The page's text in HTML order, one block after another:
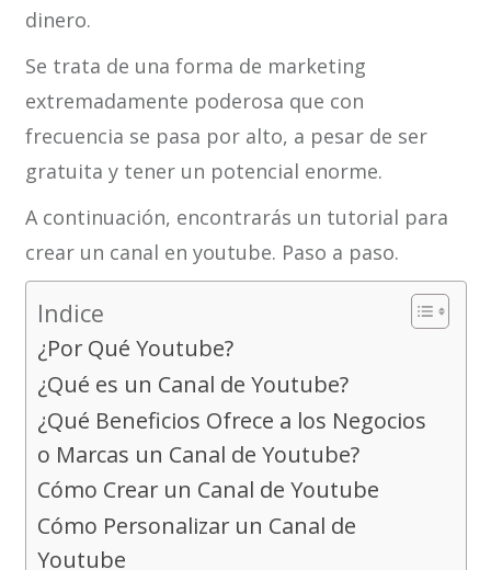
dinero.
Se trata de una forma de marketing
extremadamente poderosa que con
frecuencia se pasa por alto, a pesar de ser
gratuita y tener un potencial enorme.
A continuación, encontrarás un tutorial para
crear un canal en youtube. Paso a paso.
Indice
¿Por Qué Youtube?
¿Qué es un Canal de Youtube?
¿Qué Beneficios Ofrece a los Negocios
o Marcas un Canal de Youtube?
Cómo Crear un Canal de Youtube
Cómo Personalizar un Canal de
Youtube